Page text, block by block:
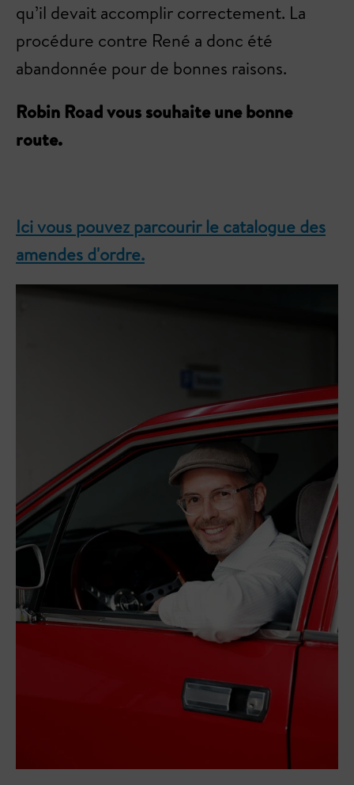
qu’il devait accomplir correctement. La
procédure contre René a donc été
abandonnée pour de bonnes raisons.
Robin Road vous souhaite une bonne
route.
Ici vous pouvez parcourir le catalogue des
amendes d'ordre.